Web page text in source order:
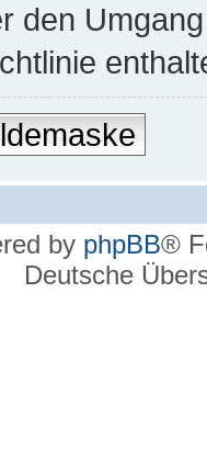
den
by phpBB®
Deutsche